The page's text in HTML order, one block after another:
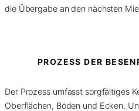
die Übergabe an den nächsten
PROZESS DER
Der Prozess umfasst sorgfältiges
Oberflächen, Böden und Ecken.